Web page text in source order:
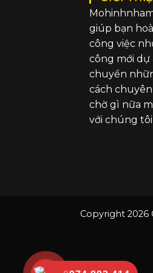
giúp bạn
công việc
công mới dự
chuyển
cách
chờ gì nữa
với chúng tôi
Copyright 2026